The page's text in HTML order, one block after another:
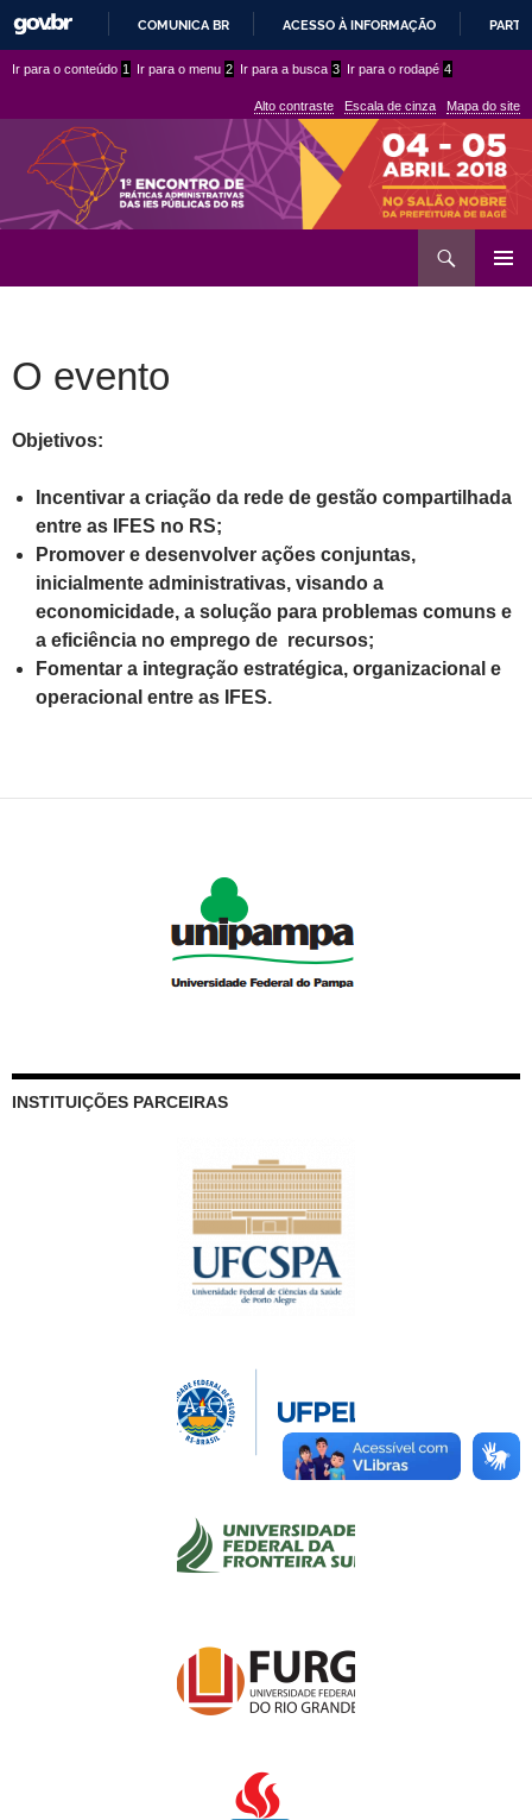
PARA
CONTEÚDO
COMUNICA BR ACESSO À INFORMAÇÃO
conteúdo
menu
superior
Ir para o conteúdo 1 Ir para o menu 2 Ir para a busca 3 Ir para o rodapé 4
Alto contraste Escala de cinza Mapa do site
O evento
Objetivos:
Incentivar a criação da rede de gestão compartilhada
entre as IFES no RS;
Promover e desenvolver ações conjuntas,
inicialmente administrativas, visando a
economicidade, a solução para problemas comuns e
a eficiência no emprego de recursos;
Fomentar a integração estratégica, organizacional e
operacional entre as IFES.
INSTITUIÇÕES PARCEIRAS